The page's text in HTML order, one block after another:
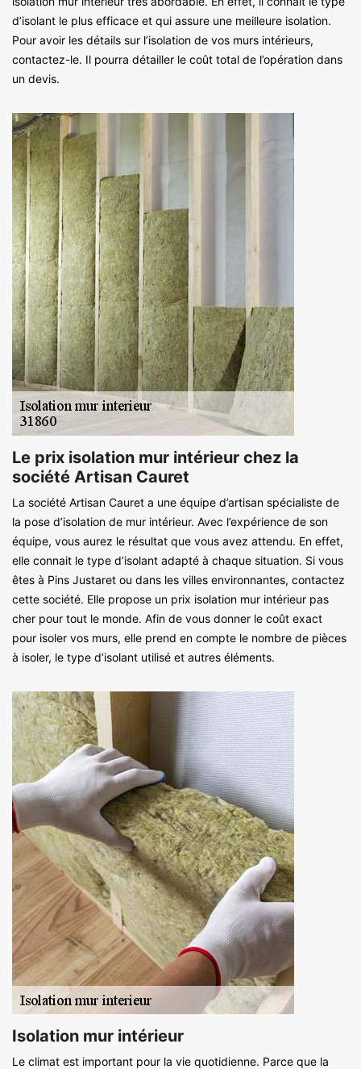
d’isolant le plus efficace et qui assure une meilleure isolation.
Pour avoir les détails sur l’isolation de vos murs intérieurs,
contactez-le. Il pourra détailler le coût total de l’opération dans
un devis.
Le prix isolation mur intérieur chez la
société Artisan Cauret
La société Artisan Cauret a une équipe d’artisan spécialiste de
la pose d’isolation de mur intérieur. Avec l’expérience de son
équipe, vous aurez le résultat que vous avez attendu. En effet,
elle connait le type d’isolant adapté à chaque situation. Si vous
êtes à Pins Justaret ou dans les villes environnantes, contactez
cette société. Elle propose un prix isolation mur intérieur pas
cher pour tout le monde. Afin de vous donner le coût exact
pour isoler vos murs, elle prend en compte le nombre de pièces
à isoler, le type d’isolant utilisé et autres éléments.
Isolation mur intérieur
Le climat est important pour la vie quotidienne. Parce que la